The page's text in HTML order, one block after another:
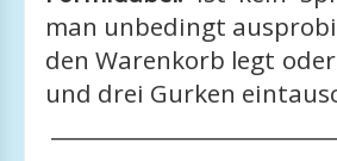
man unbedingt
den Warenkorb legt
und drei Gurken